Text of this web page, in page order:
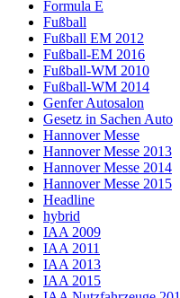
Formula E
Fußball
Fußball EM 2012
Fußball-EM 2016
Fußball-WM 2010
Fußball-WM 2014
Genfer Autosalon
Gesetz in Sachen Auto
Hannover Messe
Hannover Messe 2013
Hannover Messe 2014
Hannover Messe 2015
Headline
hybrid
IAA 2009
IAA 2011
IAA 2013
IAA 2015